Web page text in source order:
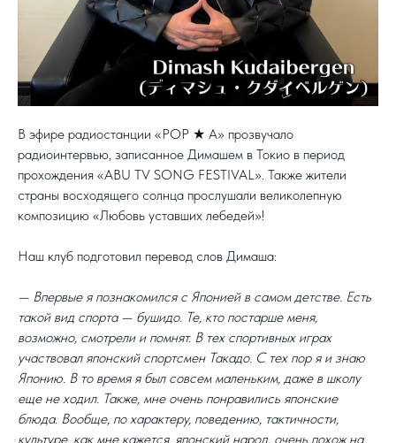
В эфире радиостанции «POP ★ A» прозвучало
радиоинтервью, записанное Димашем в Токио в период
прохождения «ABU TV SONG FESTIVAL». Также жители
страны восходящего солнца прослушали великолепную
композицию «Любовь уставших лебедей»!
Наш клуб подготовил перевод слов Димаша:
— Впервые я познакомился с Японией в самом детстве. Есть
такой вид спорта — бушидо. Те, кто постарше меня,
возможно, смотрели и помнят. В тех спортивных играх
участвовал японский спортсмен Такадо. С тех пор я и знаю
Японию. В то время я был совсем маленьким, даже в школу
еще не ходил. Также, мне очень понравились японские
блюда. Вообще, по характеру, поведению, тактичности,
культуре, как мне кажется, японский народ, очень похож на